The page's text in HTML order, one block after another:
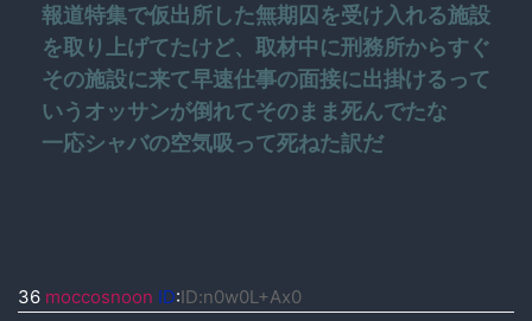
報道特集で仮出所した無期囚を受け入れる施設
を取り上げてたけど、取材中に刑務所からすぐ
その施設に来て早速仕事の面接に出掛けるって
いうオッサンが倒れてそのまま死んでたな
一応シャバの空気吸って死ねた訳だ
36 moccosnoon ID:ID:n0w0L+Ax0